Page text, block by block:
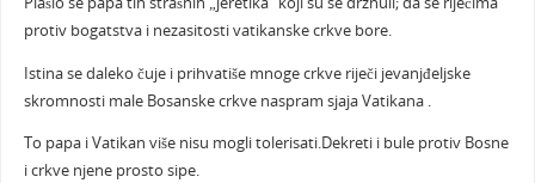
protiv bogatstva i nezasitosti vatikanske crkve bore.
Istina se daleko čuje i prihvatiše mnoge crkve riječi jevanjđeljske
skromnosti male Bosanske crkve naspram sjaja Vatikana .
To papa i Vatikan više nisu mogli tolerisati.Dekreti i bule protiv Bosne
i crkve njene prosto sipe.